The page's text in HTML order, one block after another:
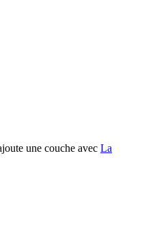
une couche avec La